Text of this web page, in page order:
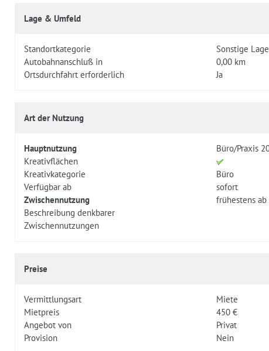
Lage & Umfeld
Standortkategorie
Sonstige Lage
Autobahnanschluß in
0,00 km
Ortsdurchfahrt erforderlich
Ja
Art der Nutzung
Hauptnutzung
Büro/Praxis
Kreativflächen
Kreativkategorie
Büro
Verfügbar ab
sofort
Zwischennutzung
frühestens
Beschreibung denkbarer
Zwischennutzungen
Preise
Vermittlungsart
Miete
Mietpreis
450 €
Angebot von
Privat
Provision
Nein